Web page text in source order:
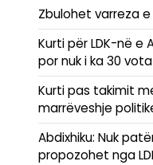
Zbulohet varreza
Kurti për LDK-në e
por nuk i ka 30
Kurti pas takimit
marrëveshje
Abdixhiku: Nuk
propozohet nga